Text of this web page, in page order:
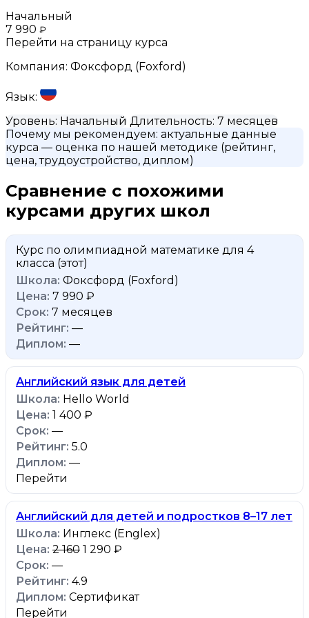
Начальный
7 990 ₽
Перейти на страницу курса
Компания: Фоксфорд (Foxford)
Язык:
Уровень: Начальный Длительность: 7 месяцев
Почему мы рекомендуем: актуальные данные
курса — оценка по нашей методике (рейтинг,
цена, трудоустройство, диплом)
Сравнение с похожими
курсами других школ
Курс по олимпиадной математике для 4
класса (этот)
Фоксфорд (Foxford)
7 990 ₽
7 месяцев
—
—
Английский язык для детей
Hello World
1 400 ₽
—
5.0
—
Перейти
Английский для детей и подростков 8–17 лет
Инглекс (Englex)
2 160 1 290 ₽
—
4.9
Сертификат
Перейти